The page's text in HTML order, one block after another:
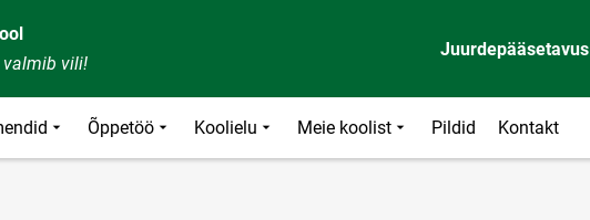
vili!
Juurdepääsetavus
Õppetöö Koolielu Meie koolist Pildid Kontakt